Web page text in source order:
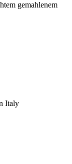
gemahlenem
Italy